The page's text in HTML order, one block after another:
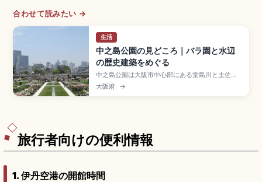
合わせて読みたい →
生活
中之島公園の見どころ｜バラ園と水辺
の歴史建築をめぐる
中之島公園は大阪市中心部にある堂島川と土佐堀
川に挟まれた約1.5kmの中州に広がる、1891年開
園の大阪初の都市公園。約310品種3,700株のバラ
大阪府 →
旅行者向けの便利情報
1. 伊丹空港の開館時間